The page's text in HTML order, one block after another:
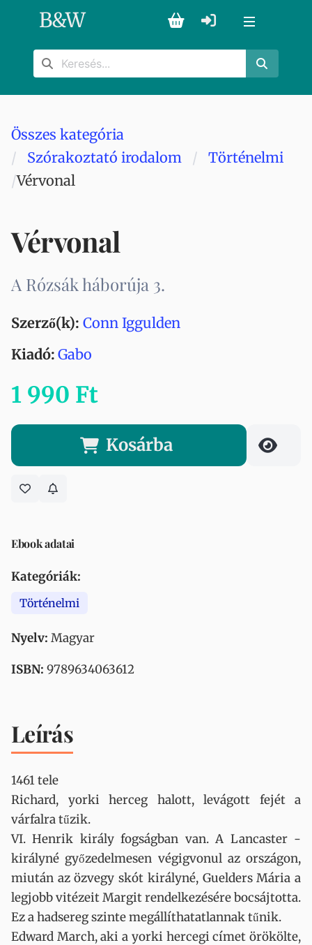
B&W
Összes kategória
Szórakoztató irodalom
Történelmi
Vérvonal
Vérvonal
A Rózsák háborúja 3.
Szerző(k): Conn Iggulden
Kiadó: Gabo
1 990 Ft
Kosárba
Ebook adatai
Kategóriák:
Történelmi
Nyelv: Magyar
ISBN: 9789634063612
Leírás
1461 tele
Richard, yorki herceg halott, levágott fejét a
várfalra tűzik.
VI. Henrik király fogságban van. A Lancaster -
királyné győzedelmesen végigvonul az országon,
miután az özvegy skót királyné, Guelders Mária a
legjobb vitézeit Margit rendelkezésére bocsájtotta.
Ez a hadsereg szinte megállíthatatlannak tűnik.
Edward March, aki a yorki hercegi címet örökölte,